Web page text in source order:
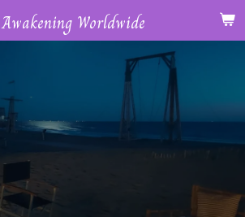
Awakening Worldwide